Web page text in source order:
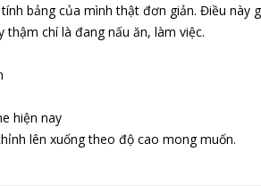
bảng của mình thật đơn giản. Điều này
chí là đang nấu ăn, làm việc.
hiện nay
lên xuống theo độ cao mong muốn.